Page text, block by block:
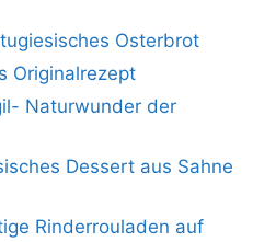
Osterbrot
Originalrezept
Naturwunder der
Dessert aus Sahne
Rinderrouladen auf